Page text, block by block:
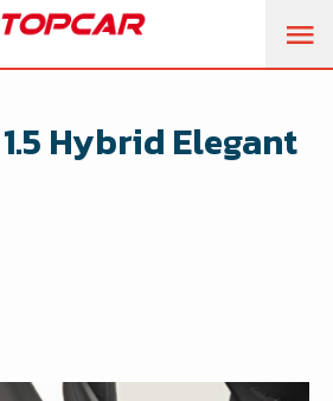
Hybrid Elegant